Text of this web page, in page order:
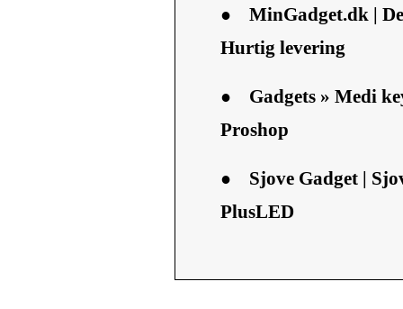
● MinGadget.dk |
Hurtig levering
● Gadgets » Medi
Proshop
● Sjove Gadget |
PlusLED